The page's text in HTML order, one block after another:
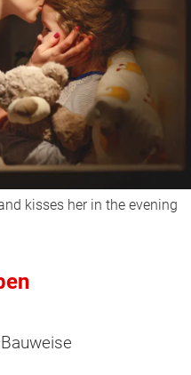
kisses her in the evening